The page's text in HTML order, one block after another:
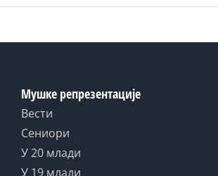
Мушке репрезентације
Вести
Сениори
У 20 млади
У 19 млади